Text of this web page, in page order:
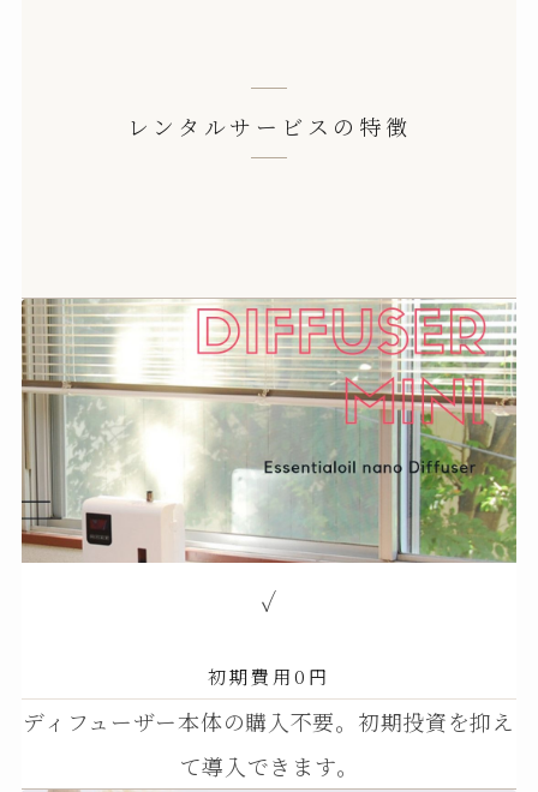
レンタルサービスの特徴
✓
初期費用0円
ディフューザー本体の購入不要。初期投資を抑え
て導入できます。